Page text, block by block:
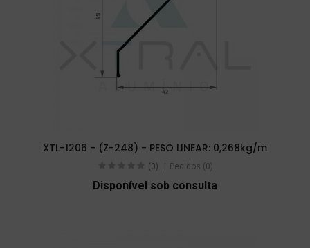
XTL-1206 - (Z-248) - PESO LINEAR: 0,268kg/m
(0) Pedidos (0)
Disponível sob consulta